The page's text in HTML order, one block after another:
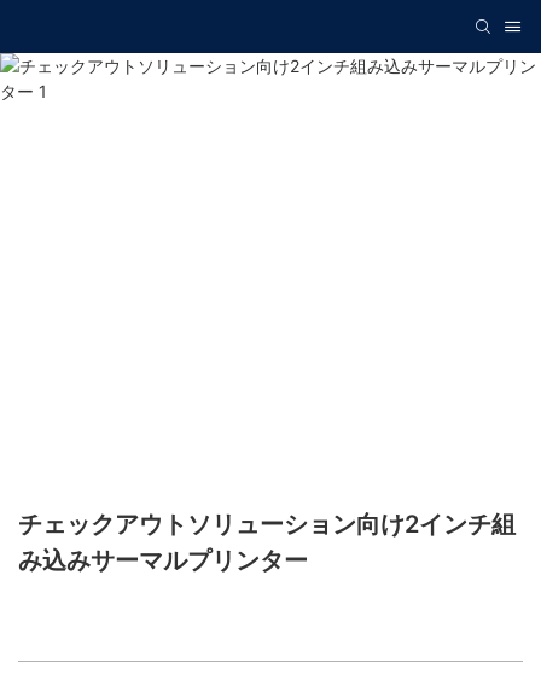
チェックアウトソリューション向け2インチ組
み込みサーマルプリンター